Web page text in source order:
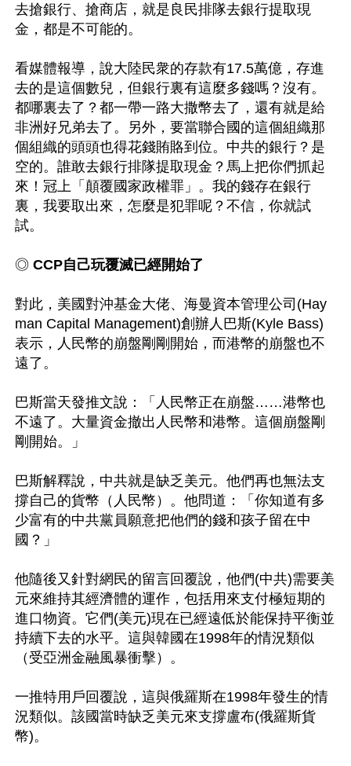
去搶銀行、搶商店，就是良民排隊去銀行提取現
金，都是不可能的。
看媒體報導，說大陸民衆的存款有17.5萬億，存進
去的是這個數兒，但銀行裏有這麼多錢嗎？沒有。
都哪裏去了？都一帶一路大撒幣去了，還有就是給
非洲好兄弟去了。另外，要當聯合國的這個組織那
個組織的頭頭也得花錢賄賂到位。中共的銀行？是
空的。誰敢去銀行排隊提取現金？馬上把你們抓起
來！冠上「顛覆國家政權罪」。我的錢存在銀行
裏，我要取出來，怎麼是犯罪呢？不信，你就試
試。
◎ CCP自己玩覆滅已經開始了
對此，美國對沖基金大佬、海曼資本管理公司(Hay
man Capital Management)創辦人巴斯(Kyle Bass)
表示，人民幣的崩盤剛剛開始，而港幣的崩盤也不
遠了。
巴斯當天發推文說：「人民幣正在崩盤……港幣也
不遠了。大量資金撤出人民幣和港幣。這個崩盤剛
剛開始。」
巴斯解釋說，中共就是缺乏美元。他們再也無法支
撐自己的貨幣（人民幣）。他問道：「你知道有多
少富有的中共黨員願意把他們的錢和孩子留在中
國？」
他隨後又針對網民的留言回覆說，他們(中共)需要美
元來維持其經濟體的運作，包括用來支付極短期的
進口物資。它們(美元)現在已經遠低於能保持平衡並
持續下去的水平。這與韓國在1998年的情況類似
（受亞洲金融風暴衝擊）。
一推特用戶回覆說，這與俄羅斯在1998年發生的情
況類似。該國當時缺乏美元來支撐盧布(俄羅斯貨
幣)。